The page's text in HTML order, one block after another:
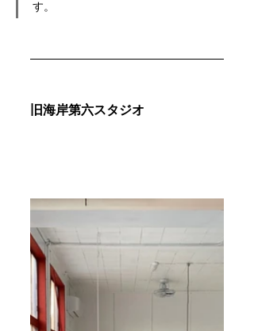
す。
旧海岸第六スタジオ